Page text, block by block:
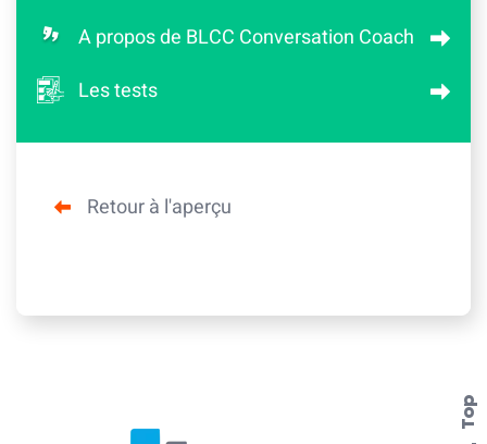
A propos de BLCC Conversation Coach
Les tests
Retour à l'aperçu
Top